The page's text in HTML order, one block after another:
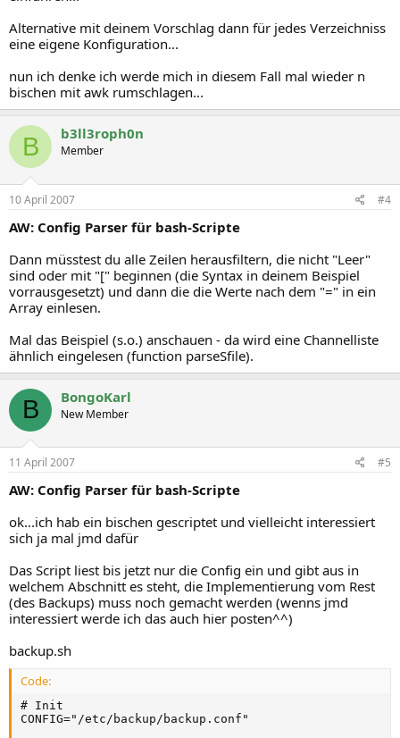
Alternative mit deinem Vorschlag dann für jedes Verzeichniss
eine eigene Konfiguration...
nun ich denke ich werde mich in diesem Fall mal wieder n
bischen mit awk rumschlagen...
B b3ll3roph0n
Member
10 April 2007 #4
AW: Config Parser für bash-Scripte
Dann müsstest du alle Zeilen herausfiltern, die nicht "Leer"
sind oder mit "[" beginnen (die Syntax in deinem Beispiel
vorrausgesetzt) und dann die die Werte nach dem "=" in ein
Array einlesen.
Mal das Beispiel (s.o.) anschauen - da wird eine Channelliste
ähnlich eingelesen (function parseSfile).
B BongoKarl
New Member
11 April 2007 #5
AW: Config Parser für bash-Scripte
ok...ich hab ein bischen gescriptet und vielleicht interessiert
sich ja mal jmd dafür
Das Script liest bis jetzt nur die Config ein und gibt aus in
welchem Abschnitt es steht, die Implementierung vom Rest
(des Backups) muss noch gemacht werden (wenns jmd
interessiert werde ich das auch hier posten^^)
backup.sh
Code:
# Init
CONFIG="/etc/backup/backup.conf"